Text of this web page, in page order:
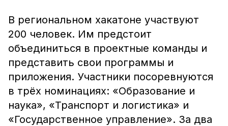
В региональном хакатоне участвуют
200 человек. Им предстоит
объединиться в проектные команды и
представить свои программы и
приложения. Участники посоревнуются
в трёх номинациях: «Образование и
наука», «Транспорт и логистика» и
«Государственное управление». За два